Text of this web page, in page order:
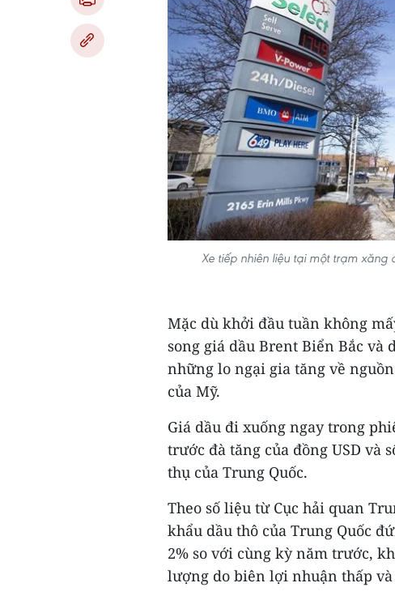
Xe tiếp nhiên liệu tại một trạm
Mặc dù khởi đầu tuần không
song giá dầu Brent Biển Bắc
những lo ngại gia tăng về
của Mỹ.
Giá dầu đi xuống ngay trong
trước đà tăng của đồng USD và
thụ của Trung Quốc.
Theo số liệu từ Cục hải quan
khẩu dầu thô của Trung Quốc
2% so với cùng kỳ năm trước,
lượng do biên lợi nhuận thấp và